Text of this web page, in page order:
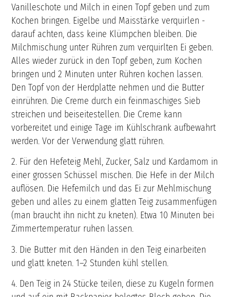
Vanilleschote und Milch in einen Topf geben und zum
Kochen bringen. Eigelbe und Maisstärke verquirlen -
darauf achten, dass keine Klümpchen bleiben. Die
Milchmischung unter Rühren zum verquirlten Ei geben.
Alles wieder zurück in den Topf geben, zum Kochen
bringen und 2 Minuten unter Rühren kochen lassen.
Den Topf von der Herdplatte nehmen und die Butter
einrühren. Die Creme durch ein feinmaschiges Sieb
streichen und beiseitestellen. Die Creme kann
vorbereitet und einige Tage im Kühlschrank aufbewahrt
werden. Vor der Verwendung glatt rühren.
2. Für den Hefeteig Mehl, Zucker, Salz und Kardamom in
einer grossen Schüssel mischen. Die Hefe in der Milch
auflösen. Die Hefemilch und das Ei zur Mehlmischung
geben und alles zu einem glatten Teig zusammenfügen
(man braucht ihn nicht zu kneten). Etwa 10 Minuten bei
Zimmertemperatur ruhen lassen.
3. Die Butter mit den Händen in den Teig einarbeiten
und glatt kneten. 1–2 Stunden kühl stellen.
4. Den Teig in 24 Stücke teilen, diese zu Kugeln formen